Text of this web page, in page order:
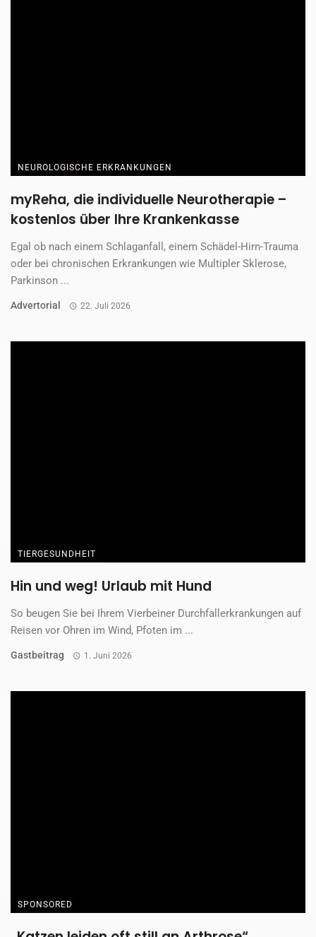
NEUROLOGISCHE ERKRANKUNGEN
myReha, die individuelle Neurotherapie –
kostenlos über Ihre Krankenkasse
Egal ob nach einem Schlaganfall, einem Schädel-Hirn-Trauma
oder bei chronischen Erkrankungen wie Multipler Sklerose,
Parkinson ...
Advertorial 22. Juli 2026
TIERGESUNDHEIT
Hin und weg! Urlaub mit Hund
So beugen Sie bei Ihrem Vierbeiner Durchfallerkrankungen auf
Reisen vor Ohren im Wind, Pfoten im ...
Gastbeitrag 1. Juni 2026
SPONSORED